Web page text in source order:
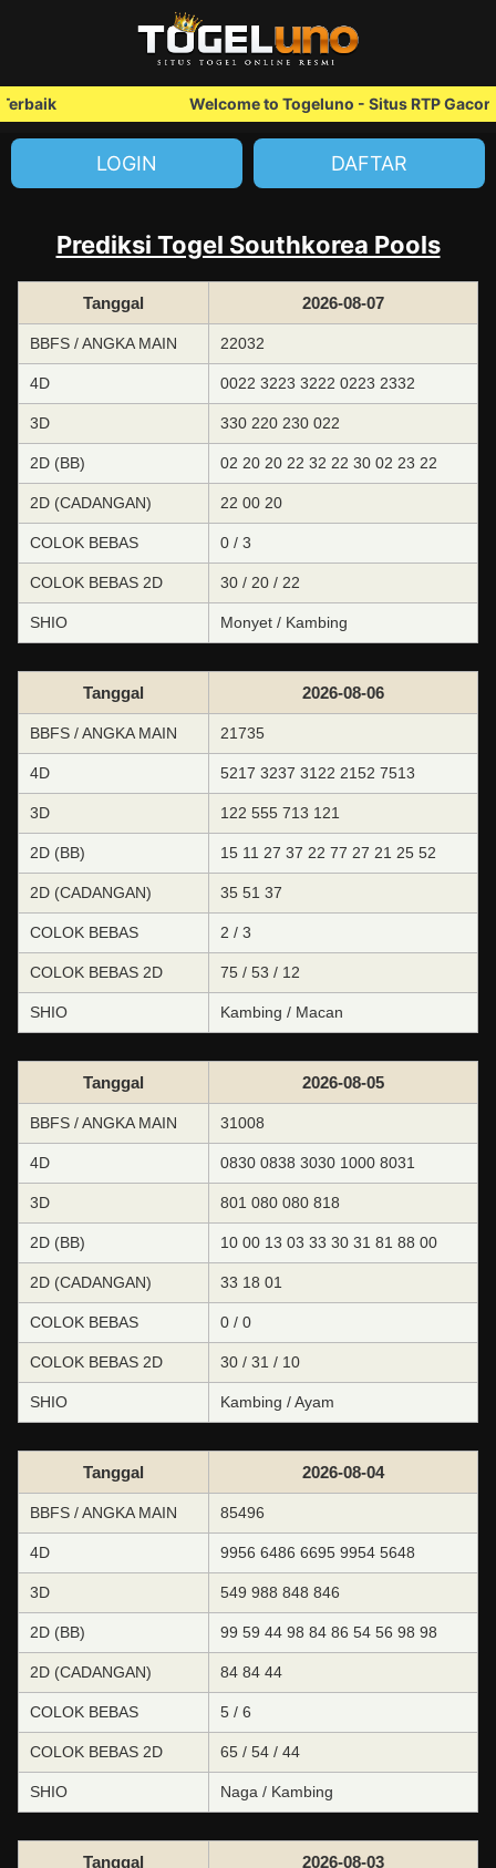
Welcome to Togeluno - Situs RTP Gacor
LOGIN DAFTAR
Prediksi Togel Southkorea Pools
Tanggal 2026-08-07
BBFS / ANGKA MAIN 22032
4D 0022 3223 3222 0223 2332
3D 330 220 230 022
2D (BB) 02 20 20 22 32 22 30 02 23 22
2D (CADANGAN) 22 00 20
COLOK BEBAS 0 / 3
COLOK BEBAS 2D 30 / 20 / 22
SHIO Monyet / Kambing
Tanggal 2026-08-06
BBFS / ANGKA MAIN 21735
4D 5217 3237 3122 2152 7513
3D 122 555 713 121
2D (BB) 15 11 27 37 22 77 27 21 25 52
2D (CADANGAN) 35 51 37
COLOK BEBAS 2 / 3
COLOK BEBAS 2D 75 / 53 / 12
SHIO Kambing / Macan
Tanggal 2026-08-05
BBFS / ANGKA MAIN 31008
4D 0830 0838 3030 1000 8031
3D 801 080 080 818
2D (BB) 10 00 13 03 33 30 31 81 88 00
2D (CADANGAN) 33 18 01
COLOK BEBAS 0 / 0
COLOK BEBAS 2D 30 / 31 / 10
SHIO Kambing / Ayam
Tanggal 2026-08-04
BBFS / ANGKA MAIN 85496
4D 9956 6486 6695 9954 5648
3D 549 988 848 846
2D (BB) 99 59 44 98 84 86 54 56 98 98
2D (CADANGAN) 84 84 44
COLOK BEBAS 5 / 6
COLOK BEBAS 2D 65 / 54 / 44
SHIO Naga / Kambing
Tanggal 2026-08-03